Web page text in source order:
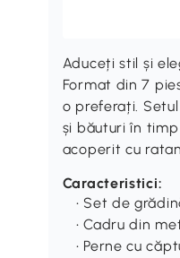
Aduceți stil și
Format din 7
o preferați.
și băuturi în
acoperit cu
Caracteristici:
• Set de
• Cadru din
• Perne cu